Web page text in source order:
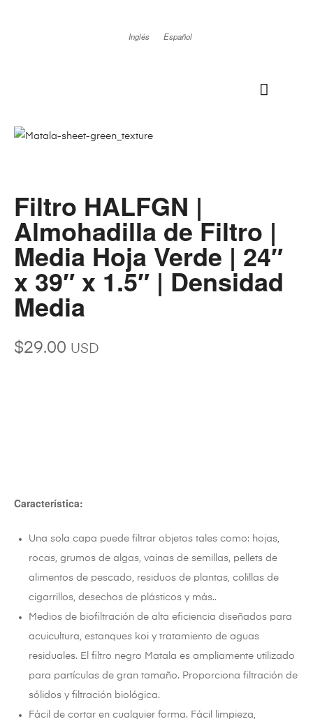
Inglés Español
Filtro HALFGN |
Almohadilla de Filtro |
Media Hoja Verde | 24″
x 39″ x 1.5″ | Densidad
Media
$29.00 USD
Característica:
Una sola capa puede filtrar objetos tales como: hojas,
rocas, grumos de algas, vainas de semillas, pellets de
alimentos de pescado, residuos de plantas, colillas de
cigarrillos, desechos de plásticos y más..
Medios de biofiltración de alta eficiencia diseñados para
acuicultura, estanques koi y tratamiento de aguas
residuales. El filtro negro Matala es ampliamente utilizado
para partículas de gran tamaño. Proporciona filtración de
sólidos y filtración biológica.
Fácil de cortar en cualquier forma. Fácil limpieza,